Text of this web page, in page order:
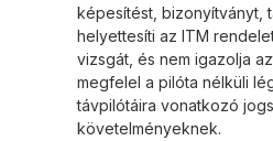
képesítést, bizonyítványt,
helyettesíti az ITM
vizsgát, és nem igazolja
megfelel a pilóta nélküli
távpilótáira vonatkozó
követelményeknek.